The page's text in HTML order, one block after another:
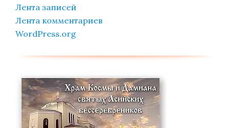
Лента записей
Лента комментариев
WordPress.org